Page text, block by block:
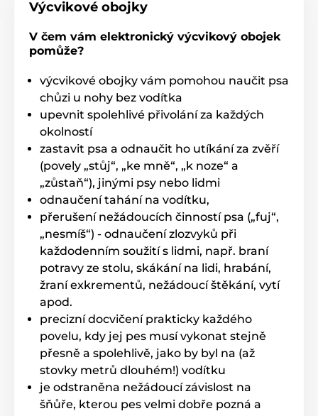
Výcvikové obojky
V čem vám elektronický výcvikový obojek
pomůže?
výcvikové obojky vám pomohou naučit psa
chůzi u nohy bez vodítka
upevnit spolehlivé přivolání za každých
okolností
zastavit psa a odnaučit ho utíkání za zvěří
(povely „stůj“, „ke mně“, „k noze“ a
„zůstaň“), jinými psy nebo lidmi
odnaučení tahání na vodítku,
přerušení nežádoucích činností psa („fuj“,
„nesmíš“) - odnaučení zlozvyků při
každodenním soužití s lidmi, např. braní
potravy ze stolu, skákání na lidi, hrabání,
žraní exkrementů, nežádoucí štěkání, vytí
apod.
precizní docvičení prakticky každého
povelu, kdy jej pes musí vykonat stejně
přesně a spolehlivě, jako by byl na (až
stovky metrů dlouhém!) vodítku
je odstraněna nežádoucí závislost na
šňůře, kterou pes velmi dobře pozná a